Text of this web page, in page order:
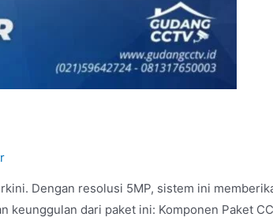
Dengan resolusi 5MP, sistem ini
keunggulan dari paket ini: Komponen Paket